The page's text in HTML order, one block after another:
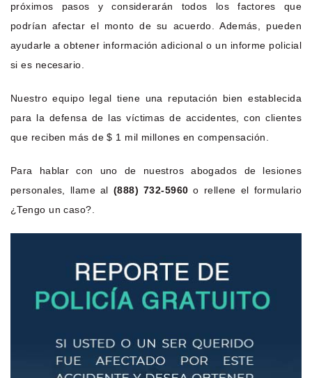
próximos pasos y considerarán todos los factores que
podrían afectar el monto de su acuerdo. Además, pueden
ayudarle a obtener información adicional o un informe policial
si es necesario.
Nuestro equipo legal tiene una reputación bien establecida
para la defensa de las víctimas de accidentes, con clientes
que reciben más de $ 1 mil millones en compensación.
Para hablar con uno de nuestros abogados de lesiones
personales, llame al (888) 732-5960 o rellene el formulario
¿Tengo un caso?.